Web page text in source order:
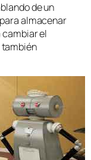
de un
almacenar
el
también